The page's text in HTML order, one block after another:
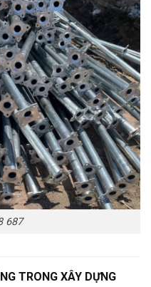
687
TRONG XÂY DỰNG